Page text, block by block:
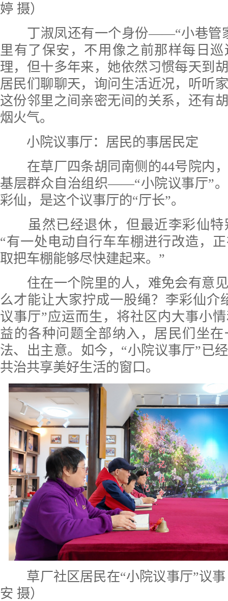
婷 摄）
丁淑凤还有一个身份——“小巷管
里有了保安，不用像之前那样每日
理，但十多年来，她依然习惯每天到
居民们聊聊天，询问生活近况，听听
这份邻里之间亲密无间的关系，还有
烟火气。
小院议事厅：居民的事居民定
在草厂四条胡同南侧的44号院内，
基层群众自治组织——“小院议事厅”
彩仙，是这个议事厅的“厅长”。
虽然已经退休，但最近李彩仙特
“有一处电动自行车车棚进行改造，
取把车棚能够尽快建起来。”
住在一个院里的人，难免会有意见
么才能让大家拧成一股绳？李彩仙介
议事厅”应运而生，将社区内大事小
益的各种问题全部纳入，居民们坐
法、出主意。如今，“小院议事厅”已
共治共享美好生活的窗口。
草厂社区居民在“小院议事厅”议
安 摄）